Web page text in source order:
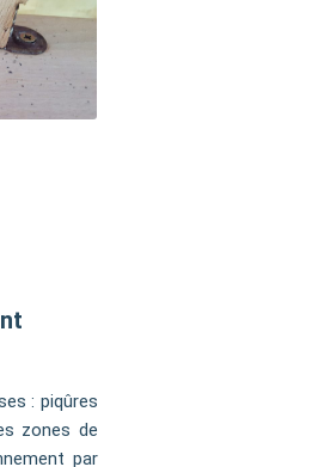
: piqûres
zones de
par